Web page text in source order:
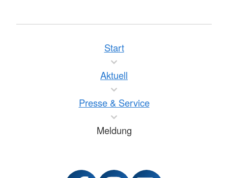
Start
Aktuell
Presse & Service
Meldung